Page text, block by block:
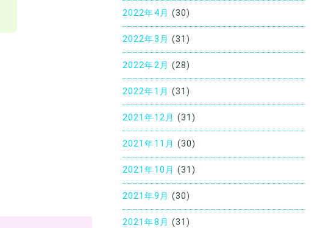
2022年4月 (30)
2022年3月 (31)
2022年2月 (28)
2022年1月 (31)
2021年12月 (31)
2021年11月 (30)
2021年10月 (31)
2021年9月 (30)
2021年8月 (31)